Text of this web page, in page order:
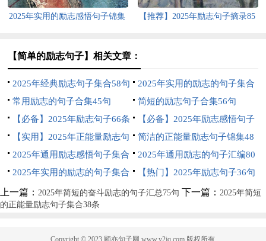
2025年实用的励志感悟句子锦集
【推荐】2025年励志句子摘录85
【简单的励志句子】相关文章：
2025年经典励志句子集合58句
2025年实用的励志的句子集合
45条
常用励志的句子合集45句
简短的励志句子合集56句
【必备】2025年励志句子66条
【必备】2025年励志感悟句子
合集88句
【实用】2025年正能量励志句
子96句
简洁的正能量励志句子锦集48
条
2025年通用励志感悟句子集合
39条
2025年通用励志的句子汇编80
条
2025年实用的励志的句子集合
96条
【热门】2025年励志句子36句
上一篇： 2025年简短的奋斗励志的句子汇总75句 下一篇： 2025年简短
的正能量励志句子集合38条
Copyright © 2023 顾亦句子网 www.y2jq.com 版权所有